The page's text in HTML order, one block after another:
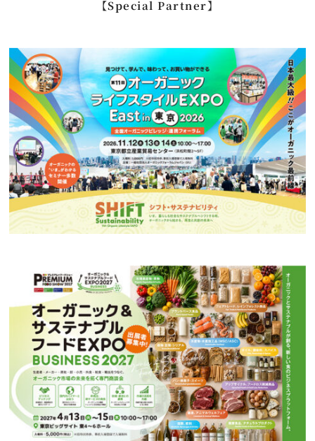
【Special Partner】